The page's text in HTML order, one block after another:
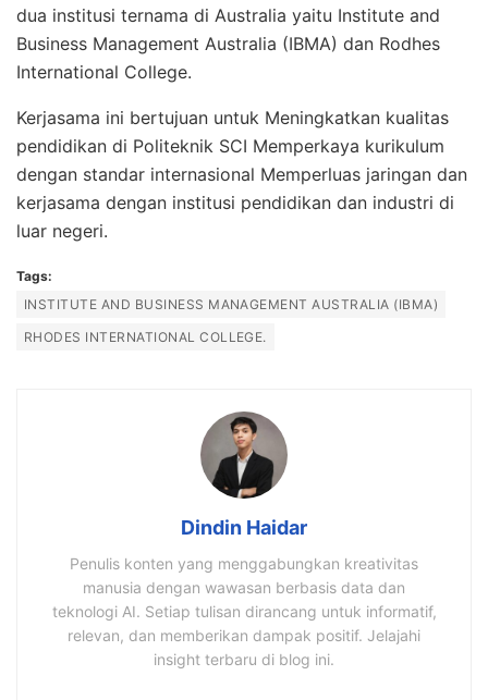
dua institusi ternama di Australia yaitu Institute and
Business Management Australia (IBMA) dan Rodhes
International College.
Kerjasama ini bertujuan untuk Meningkatkan kualitas
pendidikan di Politeknik SCI Memperkaya kurikulum
dengan standar internasional Memperluas jaringan dan
kerjasama dengan institusi pendidikan dan industri di
luar negeri.
Tags:
INSTITUTE AND BUSINESS MANAGEMENT AUSTRALIA (IBMA)
RHODES INTERNATIONAL COLLEGE.
Dindin Haidar
Penulis konten yang menggabungkan kreativitas
manusia dengan wawasan berbasis data dan
teknologi AI. Setiap tulisan dirancang untuk informatif,
relevan, dan memberikan dampak positif. Jelajahi
insight terbaru di blog ini.